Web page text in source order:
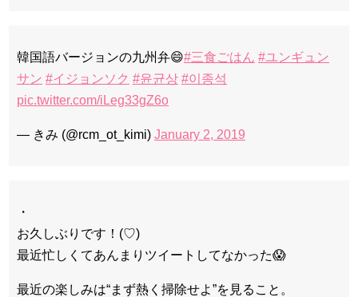
韓国語バージョンの九州弁😄#三食ごはん #ユンギュン
サン #イジョンソク #윤균상 #이종석
pic.twitter.com/iLeg33gZ6o
— きみ (@rcm_ot_kimi) January 2, 2019
・
お久しぶりです！(♡)
最近忙しくてあんまりツイートしてなかった😱
最近の楽しみは“まず熱く掃除せよ”を見ること。